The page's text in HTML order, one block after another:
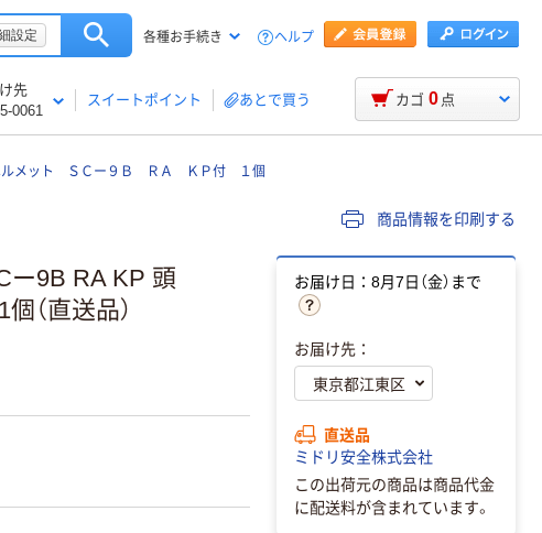
設定 各種お手続き ヘルプ
先
0061
スイートポイント あとで買う カゴ 0 点
ルメット ＳＣー９Ｂ ＲＡ ＫＰ付 １個
商品情報を印刷する
ー9B RA KP 頭
（直送品）
お届け日：8月7日（金）まで
お届け先：
直送品
ミドリ安全株式会社
この出荷元の商品は商品代金
に配送料が含まれています。